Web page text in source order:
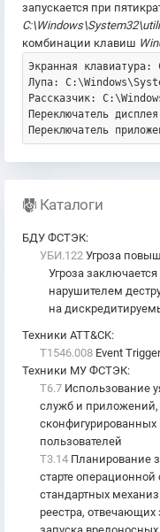
запускается при
комбинации клавиш
Экранная
Лупа:
Рассказчик:
Переключатель
Переключатель
Каталоги
БДУ ФСТЭК:
УБИ.122 Угроза
Угроза
нарушителем
на
Техники ATT&CK:
T1546.008 Event
Техники МУ ФСТЭК:
T6.7 Использование
служб и приложений,
пользователей
T3.14 Планирование
старте
стандартных
реестра, отвечающих